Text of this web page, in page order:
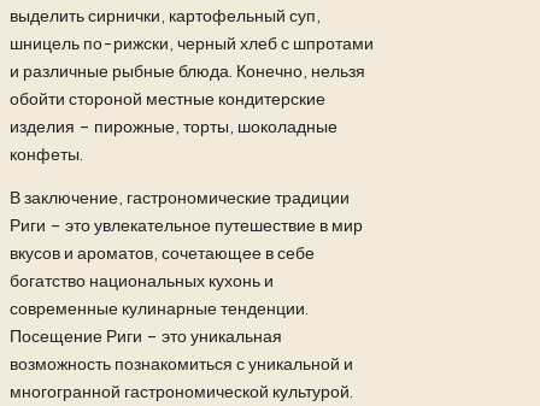
выделить сирнички, картофельный суп,
шницель по-рижски, черный хлеб с шпротами
и различные рыбные блюда. Конечно, нельзя
обойти стороной местные кондитерские
изделия – пирожные, торты, шоколадные
конфеты.
В заключение, гастрономические традиции
Риги – это увлекательное путешествие в мир
вкусов и ароматов, сочетающее в себе
богатство национальных кухонь и
современные кулинарные тенденции.
Посещение Риги – это уникальная
возможность познакомиться с уникальной и
многогранной гастрономической культурой.